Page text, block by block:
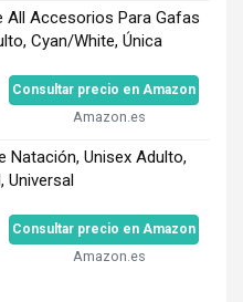
All Accesorios Para Gafas
Cyan/White, Única
Consultar precio en Amazon
Amazon.es
Natación, Unisex Adulto,
Universal
Consultar precio en Amazon
Amazon.es